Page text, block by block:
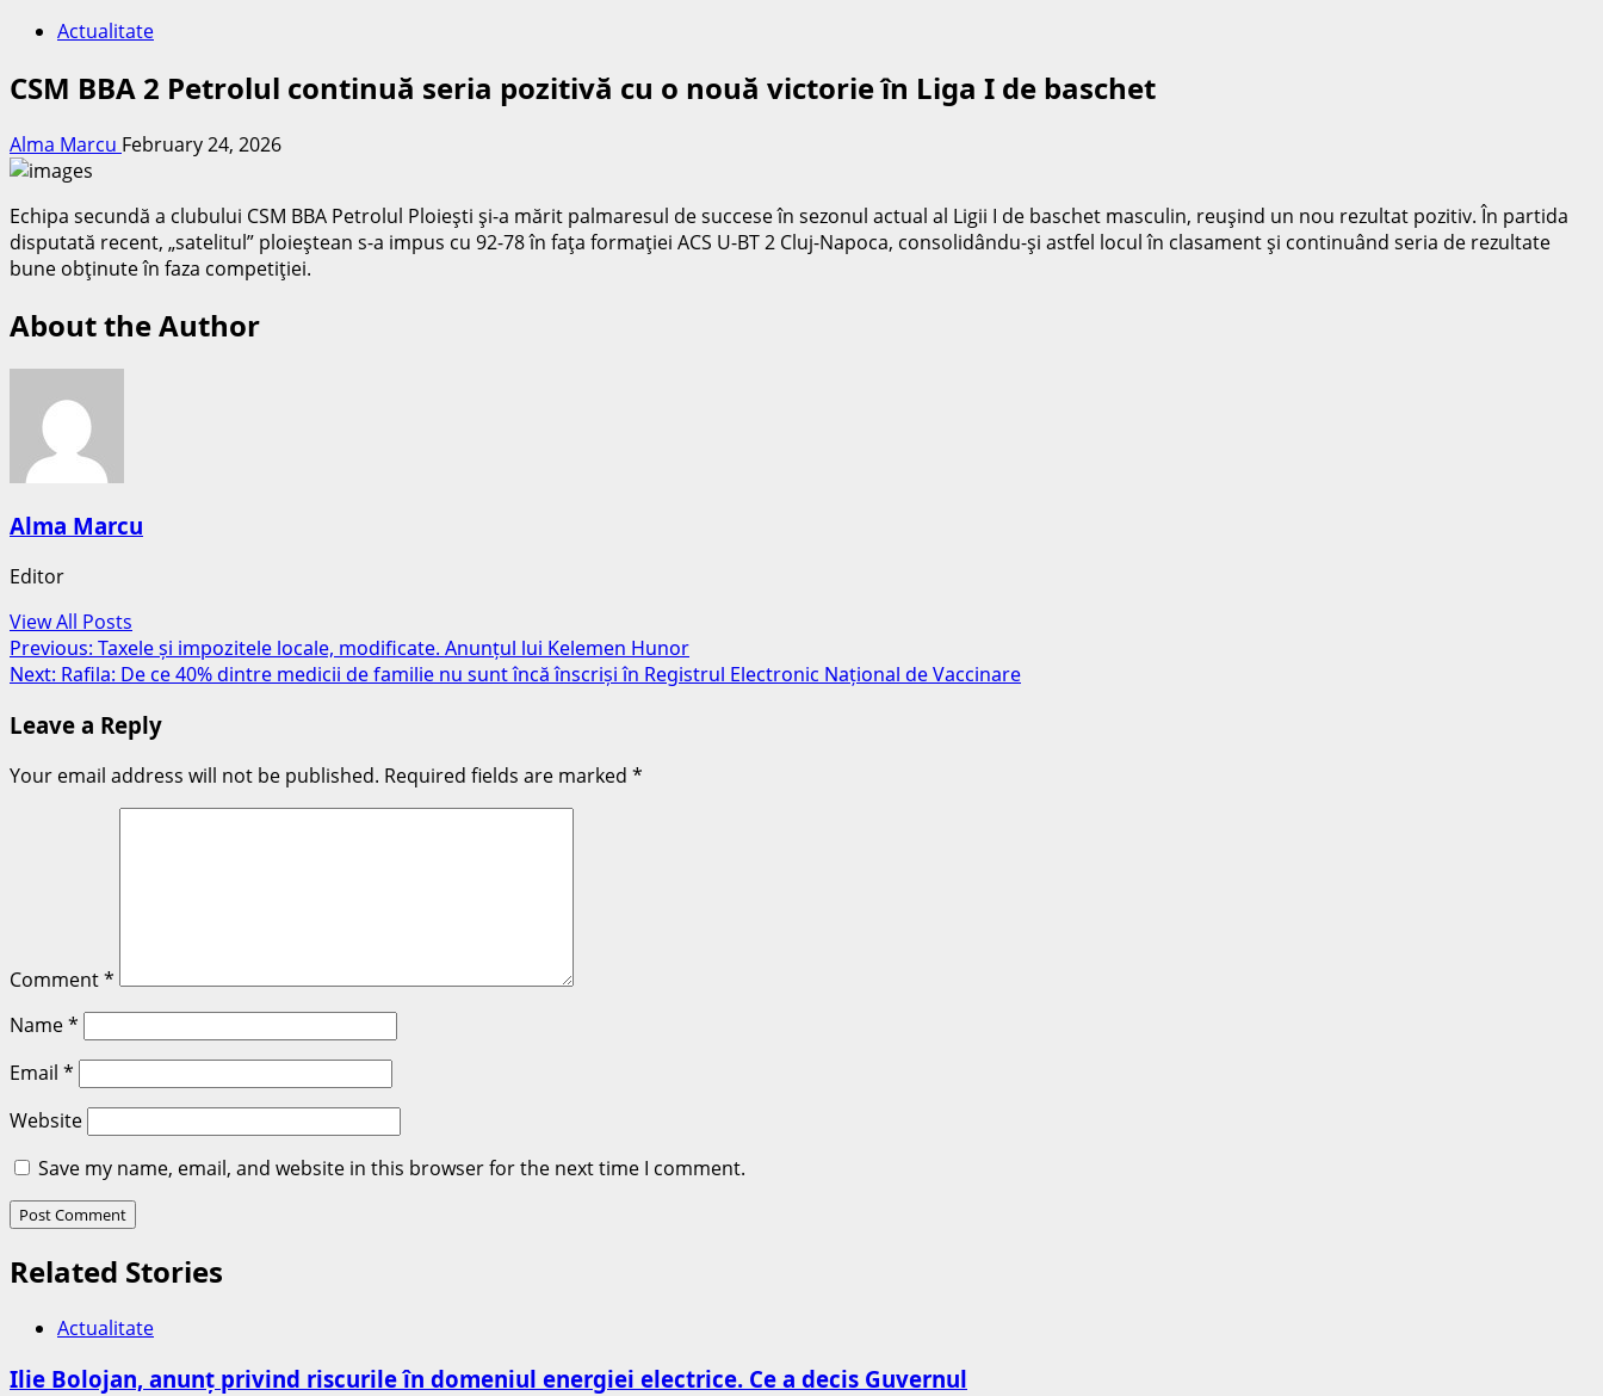
Actualitate
CSM BBA 2 Petrolul continuă seria pozitivă cu o nouă victorie în Liga I de baschet
Alma Marcu February 24, 2026
Echipa secundă a clubului CSM BBA Petrolul Ploieşti şi-a mărit palmaresul de succese în sezonul actual al Ligii I de baschet masculin, reuşind un nou rezultat pozitiv. În partida
disputată recent, „satelitul” ploieştean s-a impus cu 92-78 în faţa formaţiei ACS U-BT 2 Cluj-Napoca, consolidându-şi astfel locul în clasament şi continuând seria de rezultate
bune obţinute în faza competiţiei.
About the Author
Alma Marcu
Editor
View All Posts
Post
navigation
Previous: Taxele și impozitele locale, modificate. Anunțul lui Kelemen Hunor
Next: Rafila: De ce 40% dintre medicii de familie nu sunt încă înscriși în Registrul Electronic Național de Vaccinare
Leave a Reply
Your email address will not be published. Required fields are marked *
Comment*
Name*
Email *
Website
Save my name, email, and website in this browser for the next time I comment.
Related Stories
Actualitate
Ilie Bolojan, anunț privind riscurile în domeniul energiei electrice. Ce a decis Guvernul